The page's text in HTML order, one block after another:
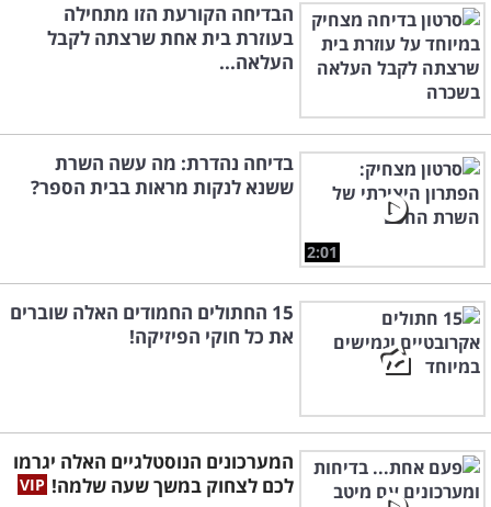
הבדיחה הקורעת הזו מתחילה
בעוזרת בית אחת שרצתה לקבל
העלאה...
2:01
בדיחה נהדרת: מה עשה השרת
ששנא לנקות מראות בבית הספר?
15 החתולים החמודים האלה שוברים
את כל חוקי הפיזיקה!
המערכונים הנוסטלגיים האלה יגרמו
לכם לצחוק במשך שעה שלמה!